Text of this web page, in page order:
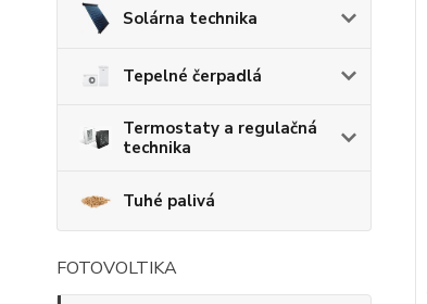
Solárna technika
Tepelné čerpadlá
Termostaty a regulačná
technika
Tuhé palivá
FOTOVOLTIKA